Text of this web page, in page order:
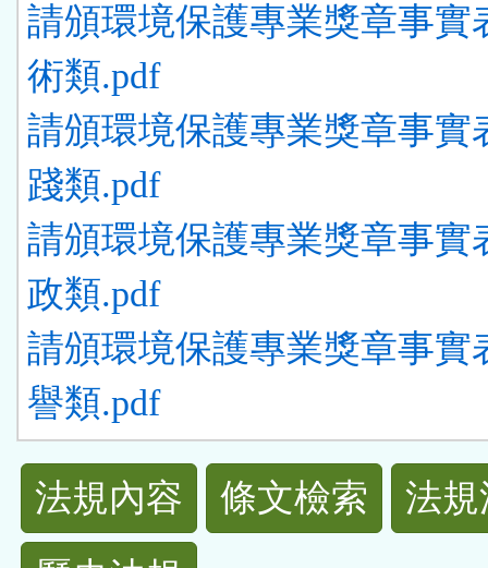
請頒環境保護專業獎章事實
術類.pdf
請頒環境保護專業獎章事實
踐類.pdf
請頒環境保護專業獎章事實
政類.pdf
請頒環境保護專業獎章事實
譽類.pdf
法
規
法規內容 條文檢索
法